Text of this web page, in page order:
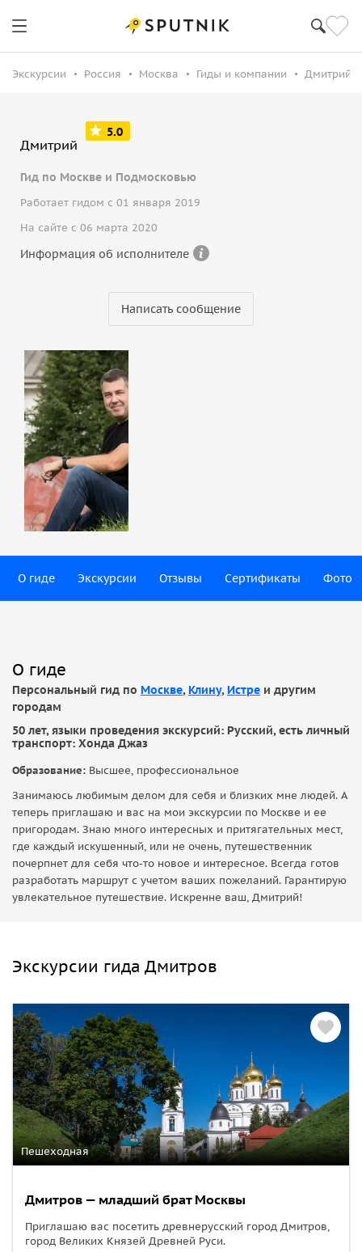
Экскурсии Россия Москва Гиды и компании Дмитрий
Дмитрий
5.0
Гид по Москве и Подмосковью
Работает гидом с 01 января 2019
На сайте с 06 марта 2020
Информация об исполнителе
Написать сообщение
О гиде Экскурсии Отзывы Сертификаты Фото
О гиде
Персональный гид по Москве, Клину, Истре и другим
городам
50 лет, языки проведения экскурсий: Русский, есть личный
транспорт: Хонда Джаз
Образование: Высшее, профессиональное
Занимаюсь любимым делом для себя и близких мне людей. А
теперь приглашаю и вас на мои экскурсии по Москве и ее
пригородам. Знаю много интересных и притягательных мест,
где каждый искушенный, или не очень, путешественник
почерпнет для себя что-то новое и интересное. Всегда готов
разработать маршрут с учетом ваших пожеланий. Гарантирую
увлекательное путешествие. Искренне ваш, Дмитрий!
Экскурсии гида Дмитров
Пешеходная
Дмитров — младший брат Москвы
Приглашаю вас посетить древнерусский город Дмитров,
город Великих Князей Древней Руси.